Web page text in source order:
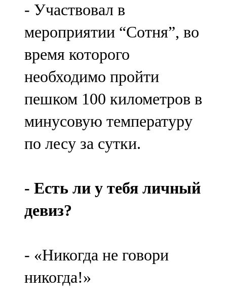
Мамадыш
106,2 FM
Минзәлә
107,3 FM
Мөслим
100,0 FM
Нурлат
Олы Әтнә
71,42 FM
107,8 FM
Теләче
- Участвовал в
мероприятии “Сотня”, во
время которого
необходимо пройти
пешком 100 километров в
минусовую температуру
по лесу за сутки.
- Есть ли у тебя личный
девиз?
- «Никогда не говори
никогда!»